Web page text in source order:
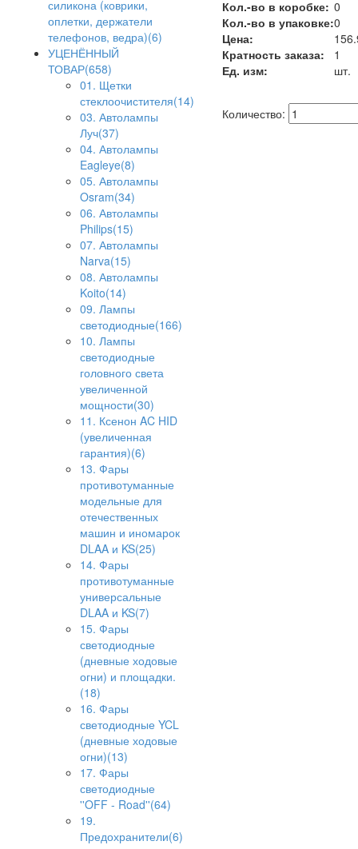
силикона (коврики,
оплетки, держатели
телефонов, ведра)(6)
УЦЕНЁННЫЙ
ТОВАР(658)
01. Щетки
стеклоочистителя(14)
03. Автолампы
Луч(37)
04. Автолампы
Eagleye(8)
05. Автолампы
Osram(34)
06. Автолампы
Philips(15)
07. Автолампы
Narva(15)
08. Автолампы
Koito(14)
09. Лампы
светодиодные(166)
10. Лампы
светодиодные
головного света
увеличенной
мощности(30)
11. Ксенон AC HID
(увеличенная
гарантия)(6)
13. Фары
противотуманные
модельные для
отечественных
машин и иномарок
DLAA и KS(25)
14. Фары
противотуманные
универсальные
DLAA и KS(7)
15. Фары
светодиодные
(дневные ходовые
огни) и площадки.
(18)
16. Фары
светодиодные YCL
(дневные ходовые
огни)(13)
17. Фары
светодиодные
''OFF - Road''(64)
19.
Предохранители(6)
Кол.-во в коробке: 0
Кол.-во в упаковке:0
Цена:
Кратность заказа:
1
Ед. изм:
шт.
Количество: